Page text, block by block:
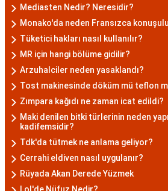
Mediasten Nedir? Neresidir?
Monako'da neden Fransızca
Tüketici hakları nasıl kullanılır?
MR için hangi bölüme gidilir?
Arzuhalciler neden yasaklandı?
Tost makinesinde döküm mü teflon
Zımpara kağıdı ne zaman icat edildi?
Maki denilen bitki türlerinin neden
kadifemsidir?
Tdk'da tütmek ne anlama geliyor?
Cerrahi eldiven nasıl uygulanır?
Rüyada Akan Derede Yüzmek
Lol'de Nüfuz Nedir?